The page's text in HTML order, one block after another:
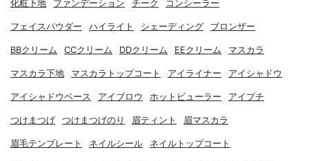
化粧下地 ファンデーション チーク コンシーラー
フェイスパウダー ハイライト シェーディング ブロンザー
BBクリーム CCクリーム DDクリーム EEクリーム マスカラ
マスカラ下地 マスカラトップコート アイライナー アイシャドウ
アイシャドウベース アイブロウ ホットビューラー アイプチ
つけまつげ つけまつげのり 眉ティント 眉マスカラ
眉毛テンプレート ネイルシール ネイルトップコート